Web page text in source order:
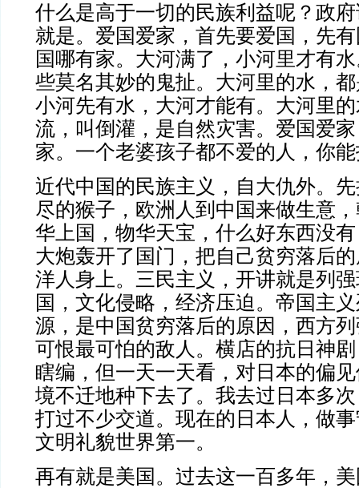
什么是高于一切的民族利益呢？政
就是。爱国爱家，首先要爱国，先
国哪有家。大河满了，小河里才有
些莫名其妙的鬼扯。大河里的水，
小河先有水，大河才能有。大河里
流，叫倒灌，是自然灾害。爱国爱
家。一个老婆孩子都不爱的人，你
近代中国的民族主义，自大仇外。
尽的猴子，欧洲人到中国来做生意
华上国，物华天宝，什么好东西没
大炮轰开了国门，把自己贫穷落后
洋人身上。三民主义，开讲就是列
国，文化侵略，经济压迫。帝国主
源，是中国贫穷落后的原因，西方
可恨最可怕的敌人。横店的抗日神
瞎编，但一天一天看，对日本的偏
境不迁地种下去了。我去过日本多
打过不少交道。现在的日本人，做
文明礼貌世界第一。
再有就是美国。过去这一百多年，